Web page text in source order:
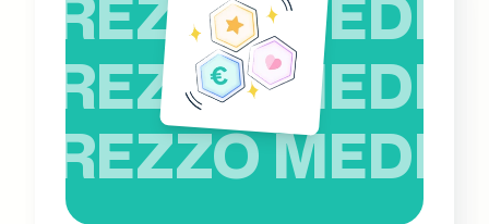
PREZZO MEDIO
PREZZO MEDIO